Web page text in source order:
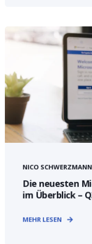
NICO SCHWERZMANN
Die neuesten
im Überblick –
MEHR LESEN